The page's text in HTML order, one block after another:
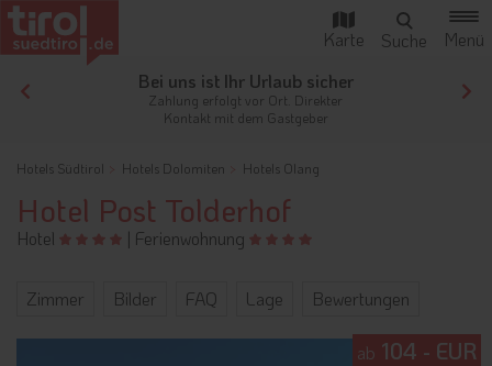
sicher
Direkter
Ihr Traumurlaub beginnt
Von der Buchung bis zum
der gesamte Ablauf ist
Hotels Südtirol Hotels Dolomiten Hotels Olang
Hotel Post Tolderhof
Hotel | Ferienwohnung
Zimmer Bilder FAQ Lage Bewertungen
ab 104 - EUR